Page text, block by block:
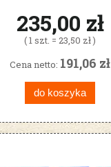
235,00 zł
( 1 szt. = 23,50 zł )
Cena netto: 191,06 zł
do koszyka